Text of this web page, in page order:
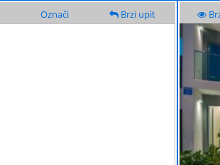
Označi Brzi upit